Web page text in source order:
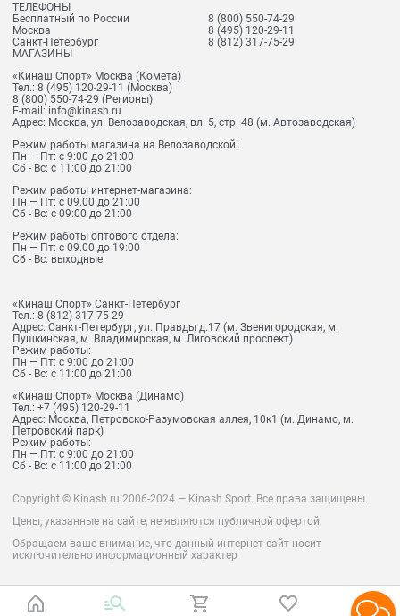
ТЕЛЕФОНЫ
Бесплатный по России
8 (800) 550-74-29
Москва
8 (495) 120-29-11
Санкт-Петербург
8 (812) 317-75-29
МАГАЗИНЫ
«Кинаш Спорт» Москва (Комета)
Тел.: 8 (495) 120-29-11 (Москва)
8 (800) 550-74-29 (Регионы)
E-mail: info@kinash.ru
Адрес: Москва, ул. Велозаводская, вл. 5, стр. 48 (м. Автозаводская)
Режим работы магазина на Велозаводской:
Пн — Пт: с 9:00 до 21:00
Сб - Вс: с 11:00 до 21:00
Режим работы интернет-магазина:
Пн — Пт: с 09.00 до 21:00
Сб - Вс: с 09:00 до 21:00
Режим работы оптового отдела:
Пн — Пт: с 09.00 до 19:00
Сб - Вс: выходные
«Кинаш Спорт» Санкт-Петербург
Тел.: 8 (812) 317-75-29
Адрес: Санкт-Петербург, ул. Правды д.17 (м. Звенигородская, м.
Пушкинская, м. Владимирская, м. Лиговский проспект)
Режим работы:
Пн — Пт: с 9:00 до 21:00
Сб - Вс: с 11:00 до 21:00
«Кинаш Спорт» Москва (Динамо)
Тел.: +7 (495) 120-29-11
Адрес: Москва, Петровско-Разумовская аллея, 10к1 (м. Динамо, м.
Петровский парк)
Режим работы:
Пн — Пт: с 9:00 до 21:00
Сб - Вс: с 11:00 до 21:00
Copyright © Kinash.ru 2006-2024 — Kinash Sport. Все права защищены.
Цены, указанные на сайте, не являются публичной офертой.
Обращаем ваше внимание, что данный интернет-сайт носит
исключительно информационный характер